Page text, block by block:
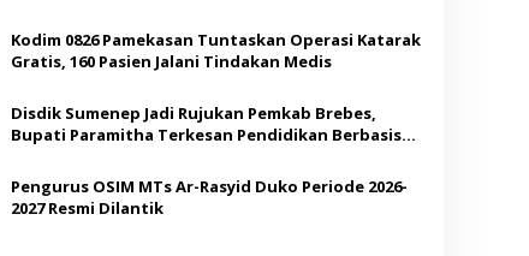
Kodim 0826 Pamekasan Tuntaskan Operasi Katarak
Gratis, 160 Pasien Jalani Tindakan Medis
Disdik Sumenep Jadi Rujukan Pemkab Brebes,
Bupati Paramitha Terkesan Pendidikan Berbasis
Pengurus OSIM MTs Ar-Rasyid Duko Periode 2026-
2027 Resmi Dilantik